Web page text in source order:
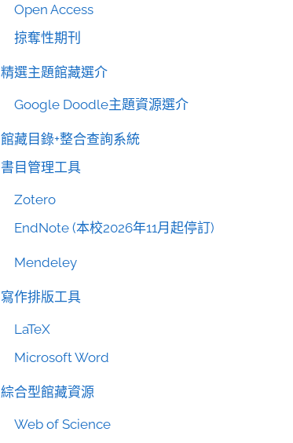
Open Access
掠奪性期刊
精選主題館藏選介
Google Doodle主題資源選介
館藏目錄+整合查詢系統
書目管理工具
Zotero
EndNote (本校2026年11月起停訂)
Mendeley
寫作排版工具
LaTeX
Microsoft Word
綜合型館藏資源
Web of Science